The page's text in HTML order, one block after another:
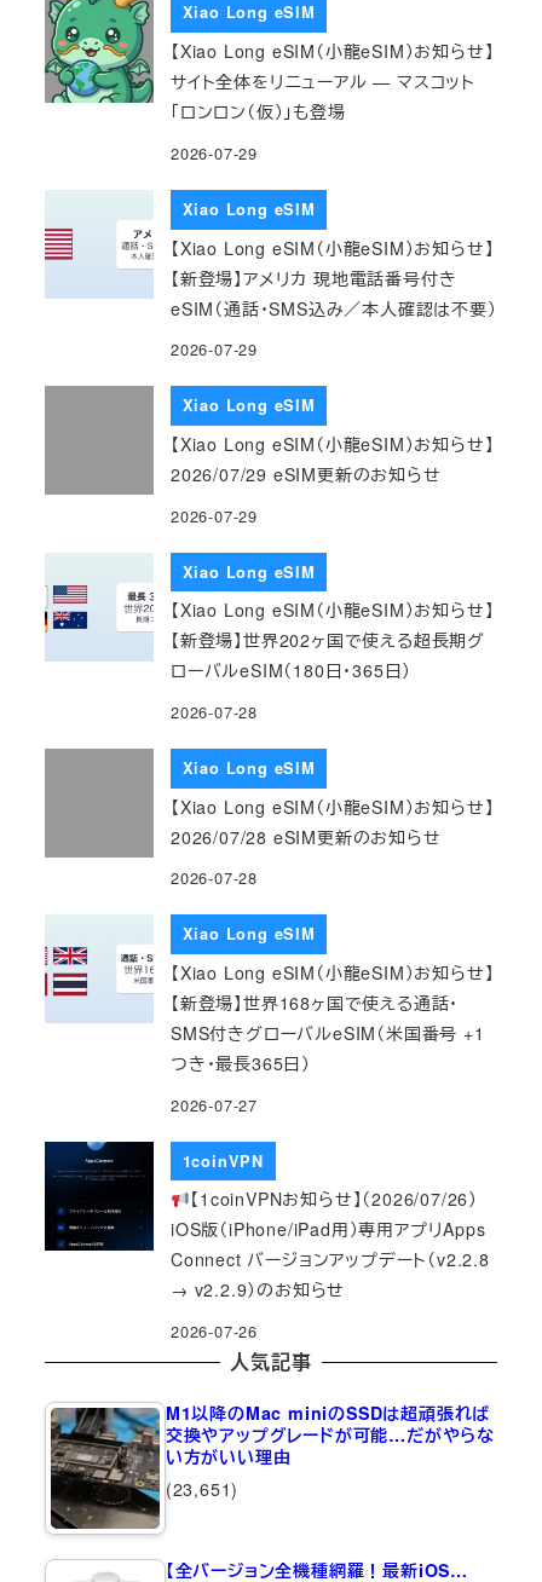
Xiao Long eSIM
【Xiao Long eSIM（小龍eSIM）お知らせ】
サイト全体をリニューアル — マスコット
「ロンロン（仮）」も登場
2026-07-29
Xiao Long eSIM
【Xiao Long eSIM（小龍eSIM）お知らせ】
【新登場】アメリカ 現地電話番号付き
eSIM（通話・SMS込み／本人確認は不要）
2026-07-29
Xiao Long eSIM
【Xiao Long eSIM（小龍eSIM）お知らせ】
2026/07/29 eSIM更新のお知らせ
2026-07-29
Xiao Long eSIM
【Xiao Long eSIM（小龍eSIM）お知らせ】
【新登場】世界202ヶ国で使える超長期グ
ローバルeSIM（180日・365日）
2026-07-28
Xiao Long eSIM
【Xiao Long eSIM（小龍eSIM）お知らせ】
2026/07/28 eSIM更新のお知らせ
2026-07-28
Xiao Long eSIM
【Xiao Long eSIM（小龍eSIM）お知らせ】
【新登場】世界168ヶ国で使える通話・
SMS付きグローバルeSIM（米国番号 +1
つき・最長365日）
2026-07-27
1coinVPN
【1coinVPNお知らせ】（2026/07/26）
iOS版（iPhone/iPad用）専用アプリApps
Connect バージョンアップデート（v2.2.8
→ v2.2.9）のお知らせ
2026-07-26
人気記事
M1以降のMac miniのSSDは超頑張れば
交換やアップグレードが可能…だがやらな
い方がいい理由
(23,651)
【全バージョン全機種網羅！最新iOS…